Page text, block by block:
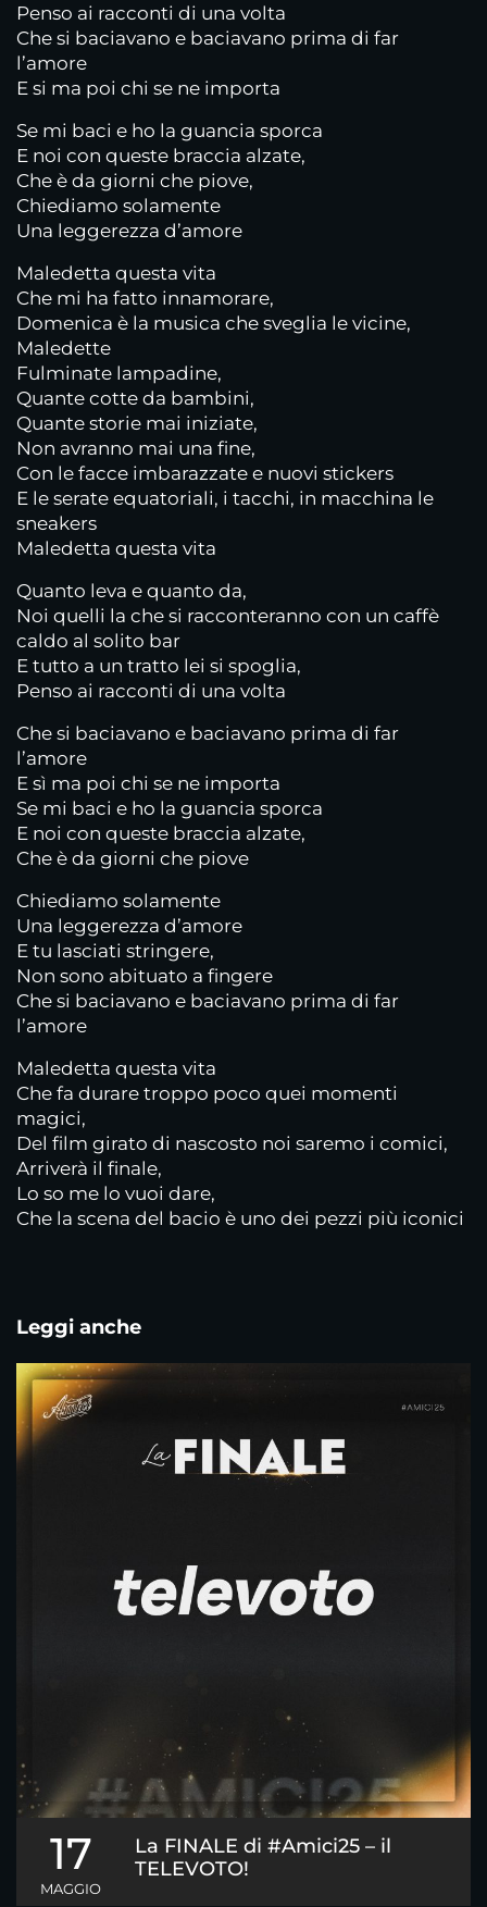
Penso ai racconti di una volta
Che si baciavano e baciavano prima di far
l’amore
E si ma poi chi se ne importa
Se mi baci e ho la guancia sporca
E noi con queste braccia alzate,
Che è da giorni che piove,
Chiediamo solamente
Una leggerezza d’amore
Maledetta questa vita
Che mi ha fatto innamorare,
Domenica è la musica che sveglia le vicine,
Maledette
Fulminate lampadine,
Quante cotte da bambini,
Quante storie mai iniziate,
Non avranno mai una fine,
Con le facce imbarazzate e nuovi stickers
E le serate equatoriali, i tacchi, in macchina le
sneakers
Maledetta questa vita
Quanto leva e quanto da,
Noi quelli la che si racconteranno con un caffè
caldo al solito bar
E tutto a un tratto lei si spoglia,
Penso ai racconti di una volta
Che si baciavano e baciavano prima di far
l’amore
E sì ma poi chi se ne importa
Se mi baci e ho la guancia sporca
E noi con queste braccia alzate,
Che è da giorni che piove
Chiediamo solamente
Una leggerezza d’amore
E tu lasciati stringere,
Non sono abituato a fingere
Che si baciavano e baciavano prima di far
l’amore
Maledetta questa vita
Che fa durare troppo poco quei momenti
magici,
Del film girato di nascosto noi saremo i comici,
Arriverà il finale,
Lo so me lo vuoi dare,
Che la scena del bacio è uno dei pezzi più iconici
Leggi anche
17
MAGGIO
La FINALE di #Amici25 – il
TELEVOTO!